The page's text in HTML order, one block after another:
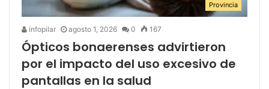
Provincia
infopilar agosto 1, 2026 0 167
Ópticos bonaerenses advirtieron
por el impacto del uso excesivo de
pantallas en la salud